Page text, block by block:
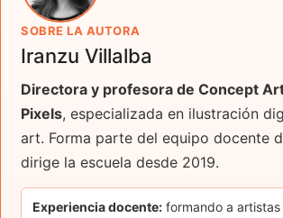
SOBRE LA AUTORA
Iranzu Villalba
Directora y profesora de Concept
Pixels, especializada en ilustración
art. Forma parte del equipo docente
dirige la escuela desde 2019.
Experiencia docente: formando a